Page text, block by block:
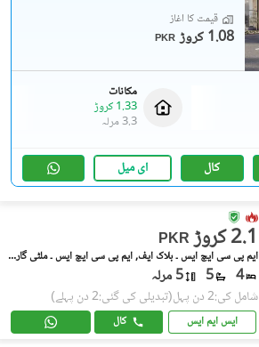
قیمت کا آغاز
PKR 1.08 کروڑ
مکانات
1.33 کروڑ
3.3 مرلہ
کال ای میل
PKR 2.1 کروڑ
ایم پی سی ایچ ایس ۔ بلاک ایف, ایم پی سی ایچ ایس ۔ ملٹی گارڈنز
4
5 5 مرلہ
شامل کی:2 دن پہل (تبدیلی کی گئی:2 دن پہلے)
ایس ایم ایس کال